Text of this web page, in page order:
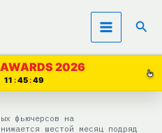
2026
11 45 48
фьючерсов на
шестой месяц подряд